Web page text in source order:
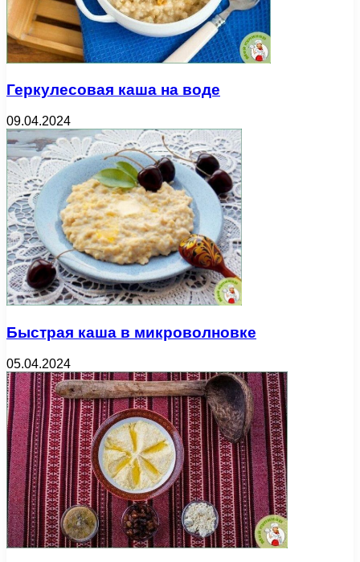
Геркулесовая каша на воде
09.04.2024
Быстрая каша в микроволновке
05.04.2024